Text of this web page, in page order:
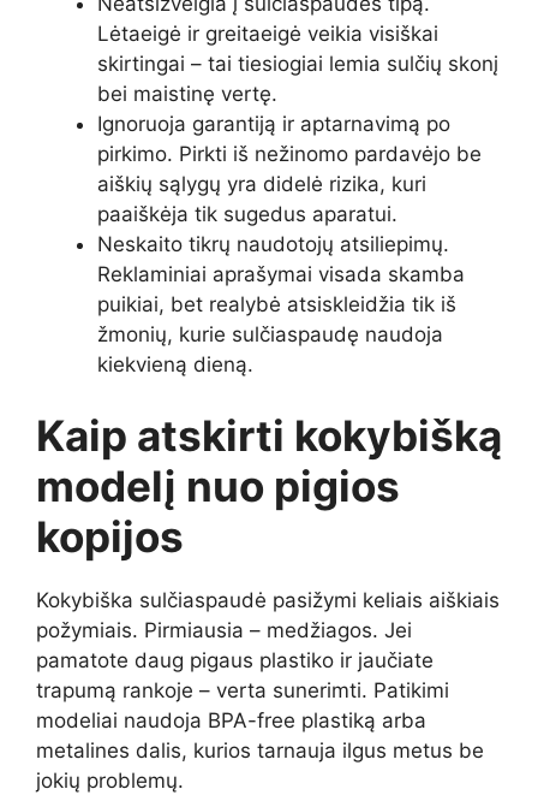
Lėtaeigė ir greitaeigė veikia visiškai
skirtingai – tai tiesiogiai lemia sulčių skonį
bei maistinę vertę.
Ignoruoja garantiją ir aptarnavimą po
pirkimo. Pirkti iš nežinomo pardavėjo be
aiškių sąlygų yra didelė rizika, kuri
paaiškėja tik sugedus aparatui.
Neskaito tikrų naudotojų atsiliepimų.
Reklaminiai aprašymai visada skamba
puikiai, bet realybė atsiskleidžia tik iš
žmonių, kurie sulčiaspaudę naudoja
kiekvieną dieną.
Kaip atskirti kokybišką
modelį nuo pigios
kopijos
Kokybiška sulčiaspaudė pasižymi keliais aiškiais
požymiais. Pirmiausia – medžiagos. Jei
pamatote daug pigaus plastiko ir jaučiate
trapumą rankoje – verta sunerimti. Patikimi
modeliai naudoja BPA-free plastiką arba
metalines dalis, kurios tarnauja ilgus metus be
jokių problemų.